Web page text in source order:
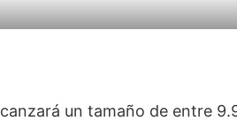
un tamaño de entre